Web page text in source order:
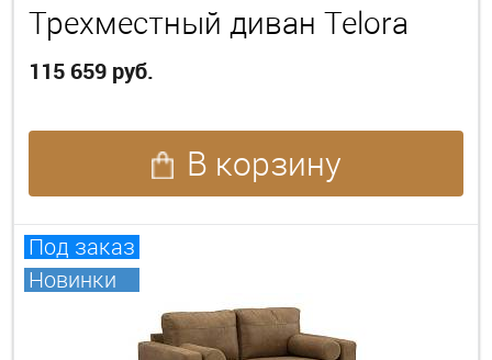
Трехместный диван Telora
115 659 руб.
В корзину
Под заказ
Новинки